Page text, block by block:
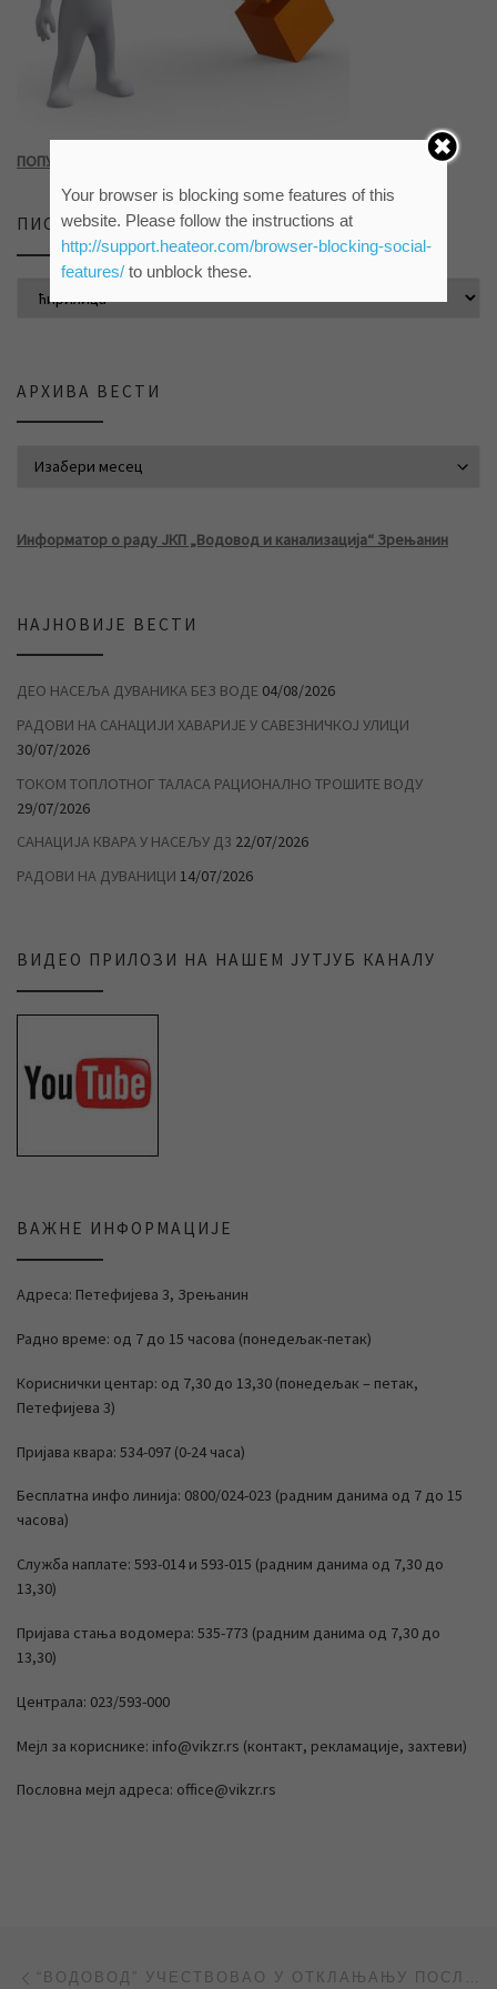
ПОПУНИТЕ УПИТНИК КЛИКОМ НА СЛИКУ ИЛИ ОВАЈ ЛИНК
ПИСМО САЈТА
АРХИВА ВЕСТИ
Информатор о раду ЈКП „Водовод и канализација“ Зрењанин
НАЈНОВИЈЕ ВЕСТИ
ДЕО НАСЕЉА ДУВАНИКА БЕЗ ВОДЕ 04/08/2026
РАДОВИ НА САНАЦИЈИ ХАВАРИЈЕ У САВЕЗНИЧКОЈ УЛИЦИ
30/07/2026
ТОКОМ ТОПЛОТНОГ ТАЛАСА РАЦИОНАЛНО ТРОШИТЕ ВОДУ
29/07/2026
САНАЦИЈА КВАРА У НАСЕЉУ Д3 22/07/2026
РАДОВИ НА ДУВАНИЦИ 14/07/2026
ВИДЕО ПРИЛОЗИ НА НАШЕМ ЈУТЈУБ КАНАЛУ
ВАЖНЕ ИНФОРМАЦИЈЕ
Адреса: Петефијева 3, Зрењанин
Радно време: од 7 до 15 часова (понедељак-петак)
Кориснички центар: од 7,30 до 13,30 (понедељак – петак,
Петефијева 3)
Пријава квара: 534-097 (0-24 часа)
Бесплатна инфо линија: 0800/024-023 (радним данима од 7 до 15
часова)
Служба наплате: 593-014 и 593-015 (радним данима од 7,30 до
13,30)
Пријава стања водомера: 535-773 (радним данима од 7,30 до
13,30)
Централа: 023/593-000
Мејл за кориснике: info@vikzr.rs (контакт, рекламације, захтеви)
Пословна мејл адреса: office@vikzr.rs
Post navigation “ВОДОВОД” УЧЕСТВОВАО У ОТКЛАЊАЊУ ПОСЛЕДИЦА НЕВРЕМЕНА
Your browser is blocking some features of this
website. Please follow the instructions at
http://support.heateor.com/browser-blocking-social-
features/to unblock these.